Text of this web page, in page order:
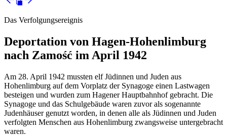
Das Verfolgungsereignis
Deportation von Hagen-Hohenlimburg
nach Zamość im April 1942
Am 28. April 1942 mussten elf Jüdinnen und Juden aus
Hohenlimburg auf dem Vorplatz der Synagoge einen Lastwagen
besteigen und wurden zum Hagener Hauptbahnhof gebracht. Die
Synagoge und das Schulgebäude waren zuvor als sogenannte
Judenhäuser genutzt worden, in denen alle als Jüdinnen und Juden
verfolgten Menschen aus Hohenlimburg zwangsweise untergebracht
waren.